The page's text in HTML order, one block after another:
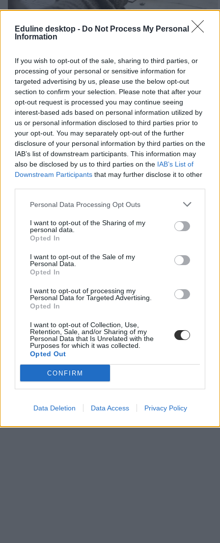
Eduline desktop - Do Not Process My Personal
Information
If you wish to opt-out of the sale, sharing to third parties, or
processing of your personal or sensitive information for
targeted advertising by us, please use the below opt-out
section to confirm your selection. Please note that after your
opt-out request is processed you may continue seeing
interest-based ads based on personal information utilized by
us or personal information disclosed to third parties prior to
your opt-out. You may separately opt-out of the further
disclosure of your personal information by third parties on the
IAB’s list of downstream participants. This information may
also be disclosed by us to third parties on the IAB’s List of
Downstream Participants that may further disclose it to other
Personal Data Processing Opt Outs
I want to opt-out of the Sharing of my
personal data.
Opted In
I want to opt-out of the Sale of my
Personal Data.
Opted In
I want to opt-out of processing my
Personal Data for Targeted Advertising.
Opted In
I want to opt-out of Collection, Use,
Retention, Sale, and/or Sharing of my
Personal Data that Is Unrelated with the
Purposes for which it was collected.
Opted Out
CONFIRM
Data Deletion Data Access Privacy Policy
Tetszett a cikk? Iratkozz fel hírlevelünkre
Ha szeretnéd megkapni legfrissebb cikkeinket az érettségiről, az
egyetemi-főiskolai és a középiskolai felvételiről, ha érdekelnek a
felsőoktatás, a közoktatás, a nyelvoktatás és a felnőttképzés
legfontosabb változásai,iratkozz fel hírleveleinkre
őszi érettségi
érettségi vizsgák
érettségi bizonyítvány
érettségi eredmények
őszi érettségi 2019